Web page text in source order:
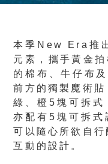
本季New Era推
元素，攜手黃金
的棉布、牛仔布
前方的獨製魔術貼
綠、橙5塊可拆
亦配有5塊可拆式
可以隨心所欲自
互動的設計。